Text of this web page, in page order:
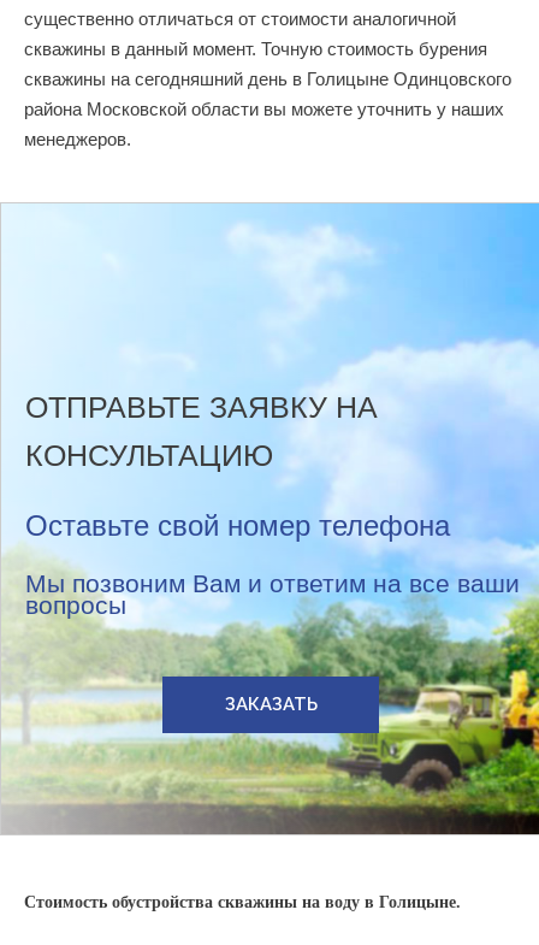
существенно отличаться от стоимости аналогичной
скважины в данный момент. Точную стоимость бурения
скважины на сегодняшний день в Голицыне Одинцовского
района Московской области вы можете уточнить у наших
менеджеров.
ОТПРАВЬТЕ ЗАЯВКУ НА
КОНСУЛЬТАЦИЮ
Оставьте свой номер телефона
Мы позвоним Вам и ответим на все ваши
вопросы
ЗАКАЗАТЬ
Стоимость обустройства скважины на воду в Голицыне.